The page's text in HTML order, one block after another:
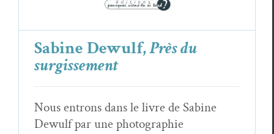
Sabine Dewulf,Près du
surgissement
Nous entrons dans le livre de Sabine
Dewulf par une photographie